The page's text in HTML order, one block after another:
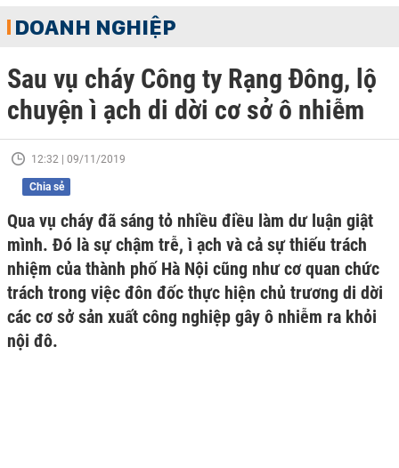
DOANH NGHIỆP
Sau vụ cháy Công ty Rạng Đông, lộ
chuyện ì ạch di dời cơ sở ô nhiễm
12:32 | 09/11/2019
Chia sẻ
Qua vụ cháy đã sáng tỏ nhiều điều làm dư luận giật
mình. Đó là sự chậm trễ, ì ạch và cả sự thiếu trách
nhiệm của thành phố Hà Nội cũng như cơ quan chức
trách trong việc đôn đốc thực hiện chủ trương di dời
các cơ sở sản xuất công nghiệp gây ô nhiễm ra khỏi
nội đô.